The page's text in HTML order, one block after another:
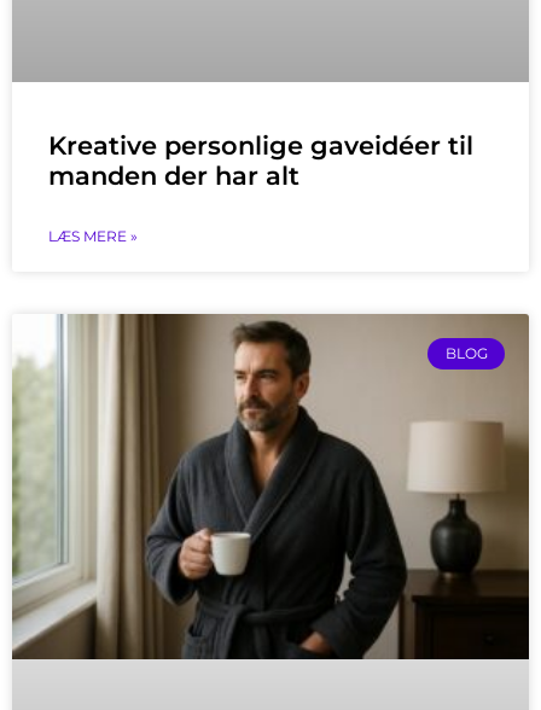
Kreative personlige gaveidéer til
manden der har alt
LÆS MERE »
BLOG